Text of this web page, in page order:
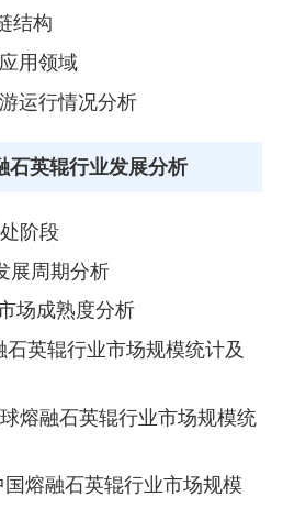
结构
用领域
运行情况分析
石英辊行业发展分析
阶段
展周期分析
场成熟度分析
英辊行业市场规模统计及
熔融石英辊行业市场规模统
熔融石英辊行业市场规模